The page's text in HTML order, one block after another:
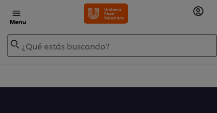
Menu
¿Qué estás buscando?